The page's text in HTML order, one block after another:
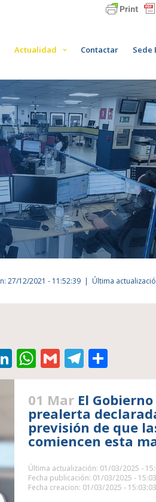
Actualidad Contactar Sede
Última
27/12/2021 - 11:52:39
LinkedIn
WhatsApp
GmailTelegram
01 Mar El
prealerta
previsión de que
comiencen esta
Última actualización: 01/03/2025 -
Fecha publicación: 01/03/2025 -
Fecha creacion: 01/03/2025 - 15:03:03